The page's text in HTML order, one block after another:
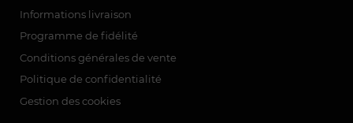
Informations livraison
Programme de fidélité
Conditions générales de vente
Politique de confidentialité
Gestion des cookies